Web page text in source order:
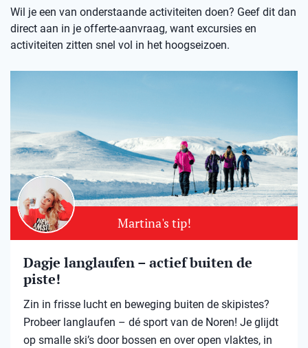
Wil je een van onderstaande activiteiten doen? Geef dit dan
direct aan in je offerte-aanvraag, want excursies en
activiteiten zitten snel vol in het hoogseizoen.
Martina's tip!
Dagje langlaufen – actief buiten de
piste!
Zin in frisse lucht en beweging buiten de skipistes?
Probeer langlaufen – dé sport van de Noren! Je glijdt
op smalle ski’s door bossen en over open vlaktes, in